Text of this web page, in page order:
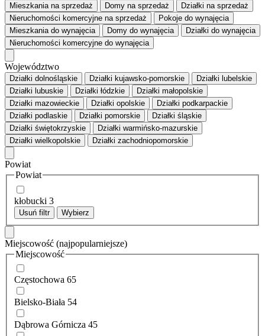
Mieszkaniana sprzedaż Domy na sprzedaż Działki na sprzedaż
Nieruchomości komercyjne na sprzedaż Pokoje do wynajęcia
Mieszkaniado wynajęcia Domy do wynajęcia Działki do wynajęcia
Nieruchomości komercyjne do wynajęcia
Województwo
Działki dolnośląskie Działki kujawsko-pomorskie
Działki lubelskie
Działki lubuskie
Działki łódzkie
Działki małopolskie
Działki mazowieckie
Działki opolskie
Działki podkarpackie
Działki podlaskie
Działki pomorskie
Działki śląskie
Działki świętokrzyskie
Działki warmińsko-mazurskie
Działki wielkopolskie
Działki zachodniopomorskie
Powiat
Powiat
kłobucki 3
Usuń filtr Wybierz
Miejscowość (najpopularniejsze)
Miejscowość
Częstochowa 65
Bielsko-Biała 54
Dąbrowa Górnicza 45